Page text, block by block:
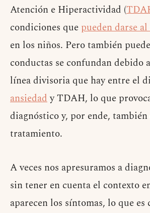
Atención e Hiperactividad (
condiciones que pueden darse
en los niños. Pero también
conductas se confundan debido
línea divisoria que hay entre el
ansiedady TDAH, lo que
diagnóstico y, por ende, también
tratamiento.
A veces nos apresuramos a
sin tener en cuenta el contexto
aparecen los síntomas, lo que